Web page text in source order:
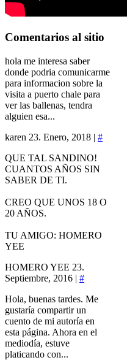
Comentarios al sitio
hola me interesa saber
donde podria comunicarme
para informacion sobre la
visita a puerto chale para
ver las ballenas, tendra
alguien esa...
karen 23. Enero, 2018 | #
QUE TAL SANDINO!
CUANTOS AÑOS SIN
SABER DE TI.
CREO QUE UNOS 18 O
20 AÑOS.
TU AMIGO: HOMERO
YEE
HOMERO YEE 23.
Septiembre, 2016 | #
Hola, buenas tardes. Me
gustaría compartir un
cuento de mi autoría en
esta página. Ahora en el
mediodía, estuve
platicando con...